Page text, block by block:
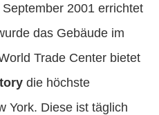
2001 errichtet
das Gebäude im
Trade Center bietet
die höchste
York. Diese ist täglich